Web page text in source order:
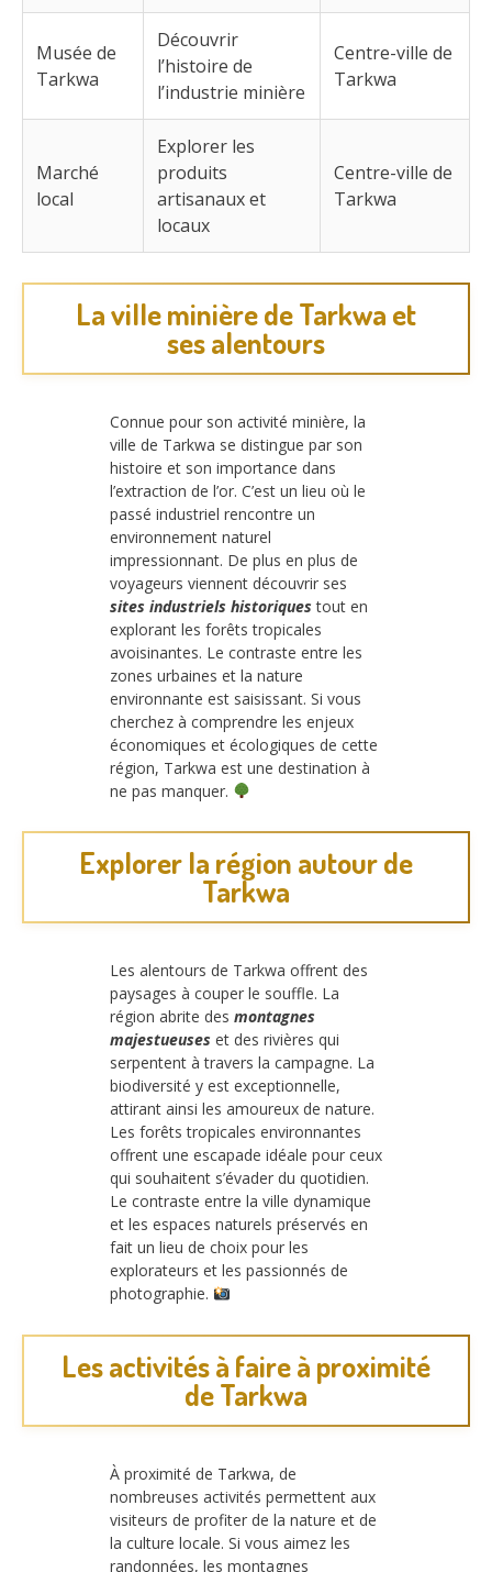
Musée de
Tarkwa
Découvrir
l’histoire de
l’industrie minière
Centre-ville de
Tarkwa
Marché
local
Explorer les
produits
artisanaux et
locaux
Centre-ville de
Tarkwa
La ville minière de Tarkwa et
ses alentours
Connue pour son activité minière, la
ville de Tarkwa se distingue par son
histoire et son importance dans
l’extraction de l’or. C’est un lieu où le
passé industriel rencontre un
environnement naturel
impressionnant. De plus en plus de
voyageurs viennent découvrir ses
sites industriels historiques tout en
explorant les forêts tropicales
avoisinantes. Le contraste entre les
zones urbaines et la nature
environnante est saisissant. Si vous
cherchez à comprendre les enjeux
économiques et écologiques de cette
région, Tarkwa est une destination à
ne pas manquer.
Explorer la région autour de
Tarkwa
Les alentours de Tarkwa offrent des
paysages à couper le souffle. La
région abrite des montagnes
majestueuses et des rivières qui
serpentent à travers la campagne. La
biodiversité y est exceptionnelle,
attirant ainsi les amoureux de nature.
Les forêts tropicales environnantes
offrent une escapade idéale pour ceux
qui souhaitent s’évader du quotidien.
Le contraste entre la ville dynamique
et les espaces naturels préservés en
fait un lieu de choix pour les
explorateurs et les passionnés de
photographie.
Les activités à faire à proximité
de Tarkwa
À proximité de Tarkwa, de
nombreuses activités permettent aux
visiteurs de profiter de la nature et de
la culture locale. Si vous aimez les
randonnées, les montagnes